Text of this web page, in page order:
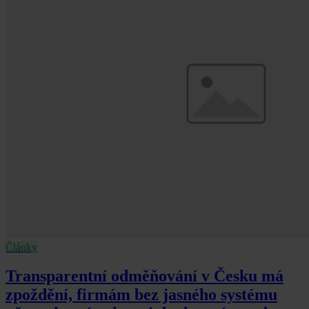
Články
Transparentní odměňování v Česku má
zpoždění, firmám bez jasného systému